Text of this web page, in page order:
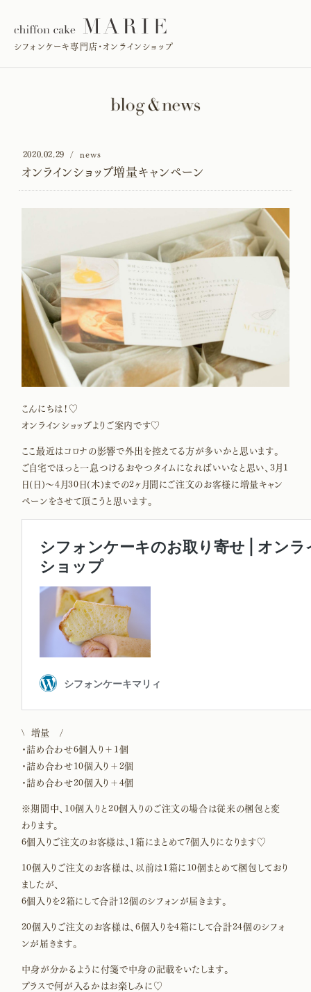
シフォンケーキ専門店・オンラインショップ
2020.02.29 news
オンラインショップ増量キャンペーン
こんにちは！♡
オンラインショップよりご案内です♡
ここ最近はコロナの影響で外出を控えてる方が多いかと思います。
ご自宅でほっと一息つけるおやつタイムになればいいなと思い、3月1
日(日)〜4月30日(木)までの2ヶ月間にご注文のお客様に増量キャン
ペーンをさせて頂こうと思います。
\ 増量 /
・詰め合わせ6個入り＋1個
・詰め合わせ10個入り＋2個
・詰め合わせ20個入り＋4個
※期間中、10個入りと20個入りのご注文の場合は従来の梱包と変
わります。
6個入りご注文のお客様は、1箱にまとめて7個入りになります♡
10個入りご注文のお客様は、以前は1箱に10個まとめて梱包しており
ましたが、
6個入りを2箱にして合計12個のシフォンが届きます。
20個入りご注文のお客様は、6個入りを4箱にして合計24個のシフォ
ンが届きます。
中身が分かるように付箋で中身の記載をいたします。
プラスで何が入るかはお楽しみに♡